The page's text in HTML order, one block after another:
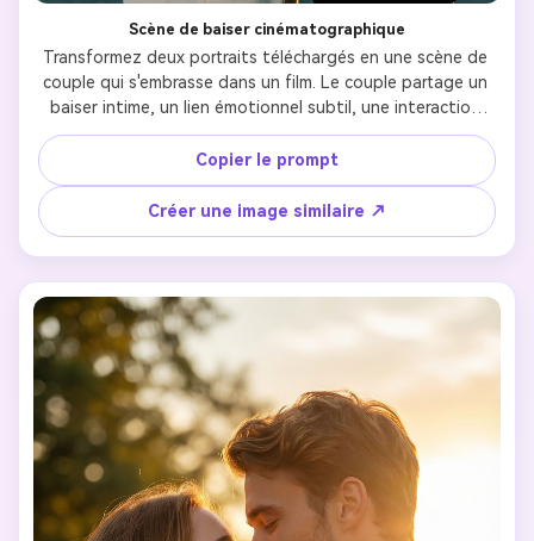
Scène de baiser cinématographique
Transformez deux portraits téléchargés en une scène de
couple qui s'embrasse dans un film. Le couple partage un
baiser intime, un lien émotionnel subtil, une interaction
physique naturelle. Éclairage cinématographique chaud,
gradation de couleurs de style cinématographique,
soulignants et ombres doux. Détails faciaux réalistes,
expression naturelle, pas de style artificiel ou de dessin
animé. Cela ressemble à un film romantique statique,
surréaliste, émotionnel et visuellement choquant.
Copier le prompt
Créer une image similaire ↗